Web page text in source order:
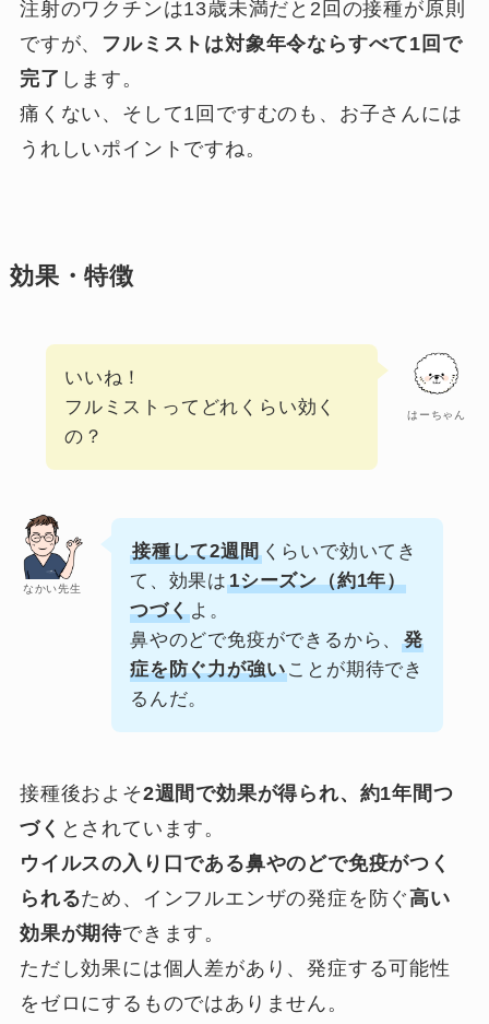
注射のワクチンは13歳未満だと2回の接種が原則
ですが、 フルミストは対象年令ならすべて1回で
完了 します。
痛くない、そして1回ですむのも、お子さんには
うれしいポイントですね。
効果・特徴
はーちゃん
いいね！
フルミストってどれくらい効く
の？
なかい先生
接種して2週間くらいで効いてき
て、効果は 1シーズン（約1年）
つづくよ。
鼻やのどで免疫ができるから、発
症を防ぐ力が強いことが期待でき
るんだ。
接種後およそ2週間で効果が得られ、約1年間つ
づく とされています。
ウイルスの入り口である鼻やのどで免疫がつく
られるため、インフルエンザの発症を防ぐ高い
効果が期待できます。
ただし効果には個人差があり、発症する可能性
をゼロにするものではありません。